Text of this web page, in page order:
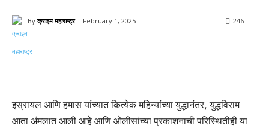
By क्राइम महाराष्ट्र February 1, 2025 246
इस्रायल आणि हमास यांच्यात कित्येक महिन्यांच्या युद्धानंतर, युद्धविराम
आता अंमलात आली आहे आणि ओलीसांच्या प्रकाशनाची परिस्थितीही या